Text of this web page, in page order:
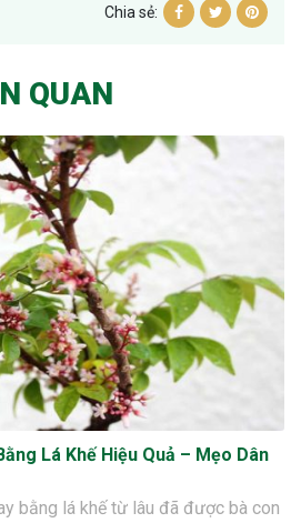
Chia sẻ:
QUAN
Lá Khế Hiệu Quả – Mẹo Dân
bằng lá khế từ lâu đã được bà con